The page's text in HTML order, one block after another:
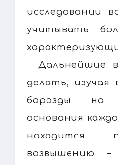
исследовании
учитывать
Дальнейшие
делать, изучая
борозды на
основания
находится
возвышению –